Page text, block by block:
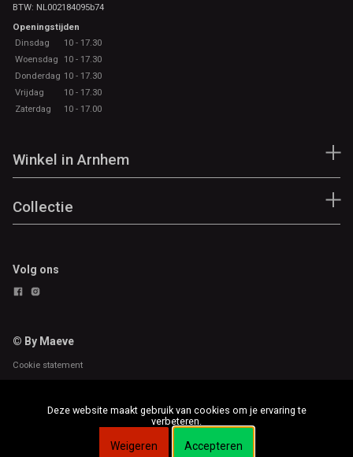
BTW: NL002184095b74
Openingstijden
Dinsdag
10 - 17.30
Woensdag
10 - 17.30
Donderdag 10 - 17.30
Vrijdag
10 - 17.30
Zaterdag
10 - 17.00
Winkel in Arnhem
Collectie
Volg ons
© By Maeve
Cookie statement
Deze website maakt gebruik van cookies om je ervaring te
verbeteren.
Weigeren Accepteren